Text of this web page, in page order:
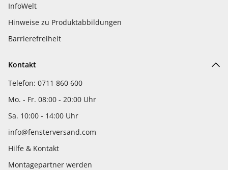
InfoWelt
Hinweise zu Produktabbildungen
Barrierefreiheit
Kontakt
Telefon: 0711 860 600
Mo. - Fr. 08:00 - 20:00 Uhr
Sa. 10:00 - 14:00 Uhr
info@fensterversand.com
Hilfe & Kontakt
Montagepartner werden